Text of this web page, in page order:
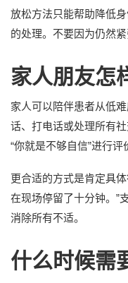
放松方法只能帮助降低
的处理。不要因为仍然
家人朋友怎
家人可以陪伴患者从低
话、打电话或处理所有
“你就是不够自信”进行评
更合适的方式是肯定具
在现场停留了十分钟。”
消除所有不适。
什么时候需